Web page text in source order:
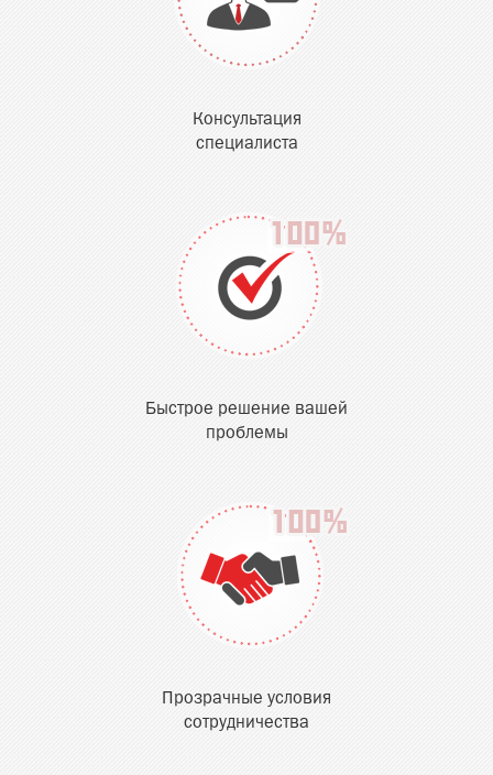
Консультация
специалиста
Быстрое решение вашей
проблемы
Прозрачные условия
сотрудничества